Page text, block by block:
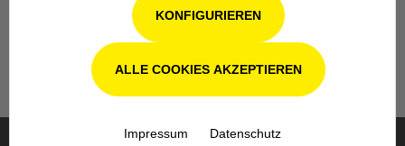
und Landtechnik- Geräte in Odenthal bei
Köln steht Ihnen auch nach dem Kauf mit
Rat und Tat zur Seite.
KONFIGURIEREN
ALLE COOKIES AKZEPTIEREN
Impressum Datenschutz